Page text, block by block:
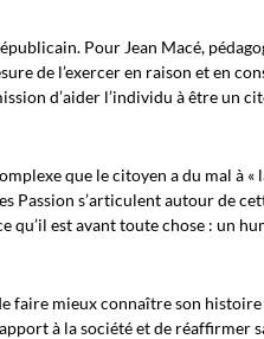
Pour Jean Macé,
de l’exercer en raison et en
d’aider l’individu à être un
que le citoyen a du mal à «
Passion s’articulent autour de
qu’il est avant toute chose : un
faire mieux connaître son
à la société et de